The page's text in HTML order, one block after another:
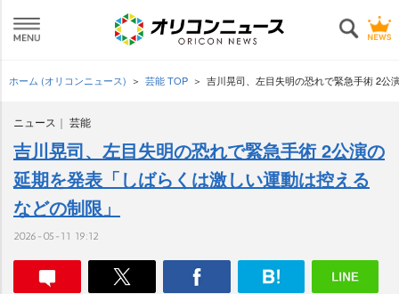
ホーム (オリコンニュース) 芸能 TOP 吉川晃司、左目失明の恐れで緊急手術 2公
ニュース 芸能
吉川晃司、左目失明の恐れで緊急手術 2公演の
延期を発表「しばらくは激しい運動は控える
などの制限」
2026-05-11 19:12